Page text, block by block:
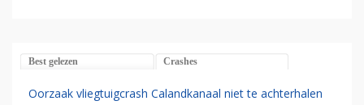
Best gelezen Crashes
Oorzaak vliegtuigcrash Calandkanaal niet te achterhalen